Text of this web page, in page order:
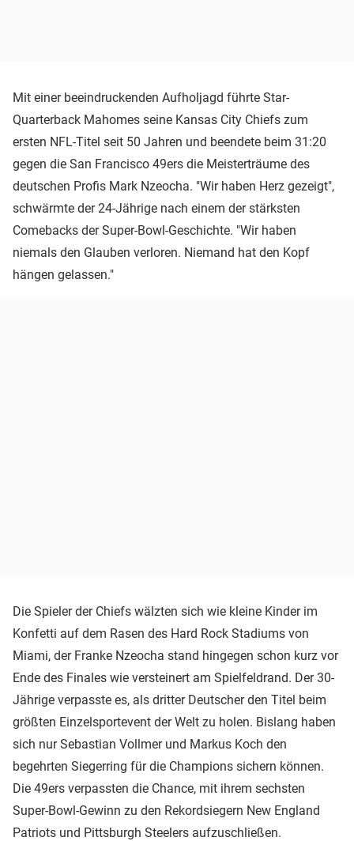
Mit einer beeindruckenden Aufholjagd führte Star-
Quarterback Mahomes seine Kansas City Chiefs zum
ersten NFL-Titel seit 50 Jahren und beendete beim 31:20
gegen die San Francisco 49ers die Meisterträume des
deutschen Profis Mark Nzeocha. "Wir haben Herz gezeigt",
schwärmte der 24-Jährige nach einem der stärksten
Comebacks der Super-Bowl-Geschichte. "Wir haben
niemals den Glauben verloren. Niemand hat den Kopf
hängen gelassen."
Die Spieler der Chiefs wälzten sich wie kleine Kinder im
Konfetti auf dem Rasen des Hard Rock Stadiums von
Miami, der Franke Nzeocha stand hingegen schon kurz vor
Ende des Finales wie versteinert am Spielfeldrand. Der 30-
Jährige verpasste es, als dritter Deutscher den Titel beim
größten Einzelsportevent der Welt zu holen. Bislang haben
sich nur Sebastian Vollmer und Markus Koch den
begehrten Siegerring für die Champions sichern können.
Die 49ers verpassten die Chance, mit ihrem sechsten
Super-Bowl-Gewinn zu den Rekordsiegern New England
Patriots und Pittsburgh Steelers aufzuschließen.